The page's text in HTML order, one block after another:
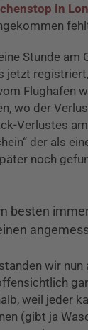
in
Stunde am
jetzt
Flughafen
wo der
Verlustes
der als
noch
besten
wir
weil jeder
(gibt ja